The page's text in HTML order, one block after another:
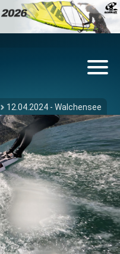
12.04.2024 - Walchensee